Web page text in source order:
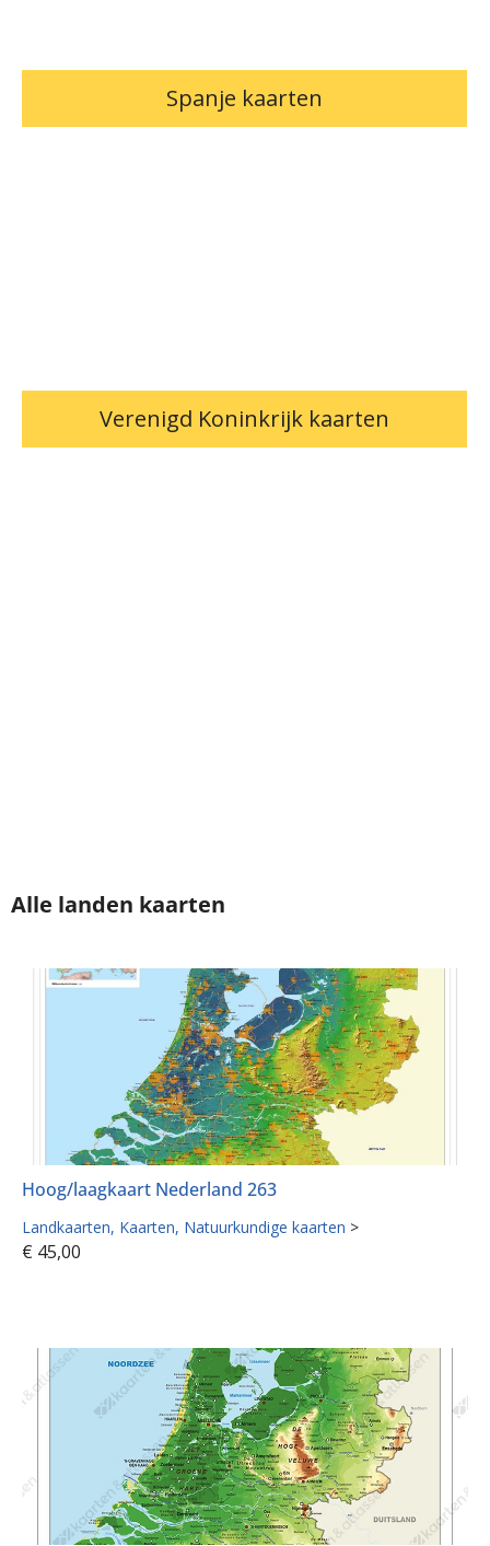
Spanje kaarten
Verenigd Koninkrijk kaarten
Alle landen kaarten
Hoog/laagkaart Nederland 263
Landkaarten Kaarten Natuurkundige kaarten >
€ 45,00